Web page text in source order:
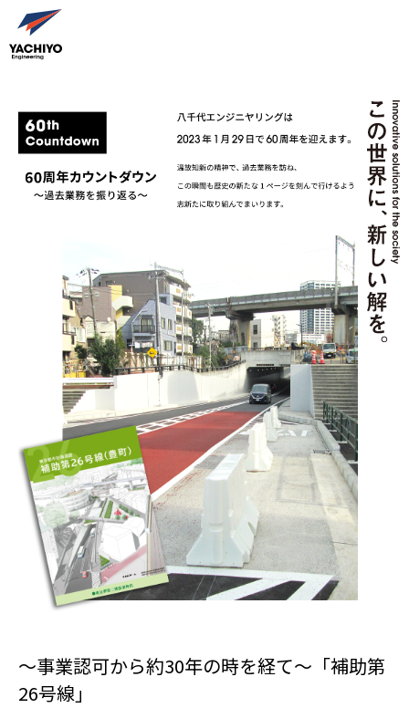
～事業認可から約30年の時を経て～「補助第
26号線」